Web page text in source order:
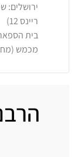
ירושלים:
ריינס 12)
בית
מכמש